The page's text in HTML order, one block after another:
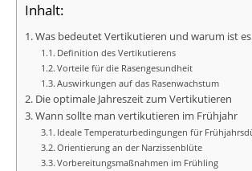
Inhalt:
Was bedeutet Vertikutieren und warum ist
Definition des Vertikutierens
Vorteile für die Rasengesundheit
Auswirkungen auf das Rasenwachstum
Die optimale Jahreszeit zum Vertikutieren
Wann sollte man vertikutieren im Frühjahr
Ideale Temperaturbedingungen für
Orientierung an der Narzissenblüte
Vorbereitungsmaßnahmen im Frühling